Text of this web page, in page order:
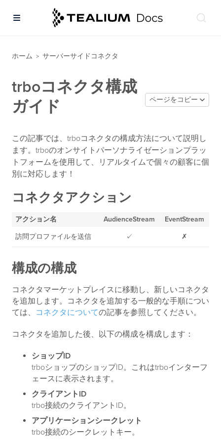
ホーム > サーバーサイドコネクタ
trboコネクタ構成
ガイド
ページをコピー
この記事では、trboコネクタの構成方法について説明し
ます。trboのオンサイトパーソナライゼーションプラッ
トフォームを使用して、リアルタイムで個々の顧客に個
別に対応します！
コネクタアクション
アクション名 AudienceStream EventStream
訪問プロファイルを送信 ✓ ✗
構成の構成
コネクタマーケットプレイスに移動し、新しいコネクタ
を追加します。コネクタを追加する一般的な手順につい
ては、 コネクタについての記事を参照してください。
コネクタを追加した後、以下の構成を構成します：
ショップID
trboショップのショップID。これはtrboインターフ
ェースに表示されます。
クライアントID
trbo接続のクライアントID。
アプリケーションシークレット
trbo接続のシークレットキー。